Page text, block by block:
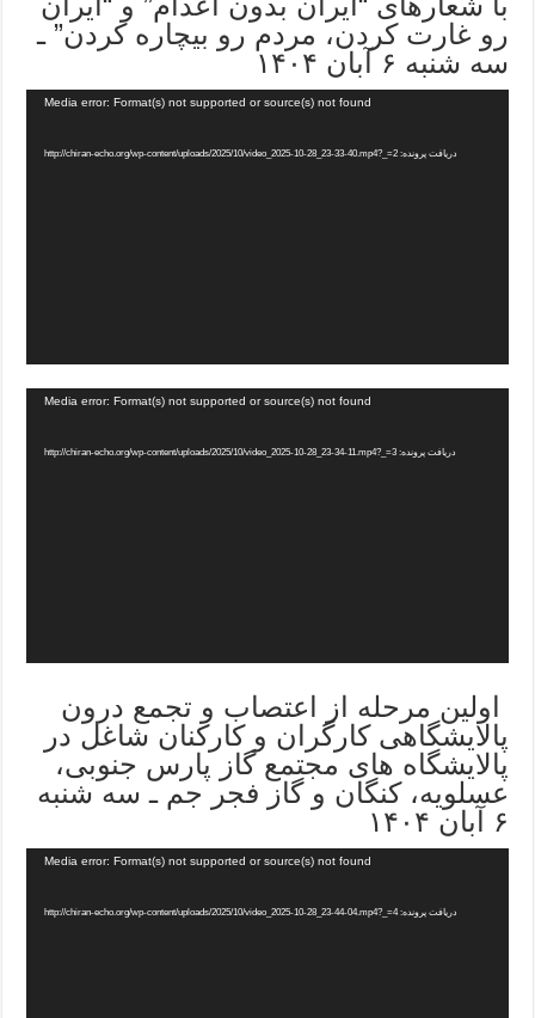
رو غارت کردن، مردم رو بیچاره کردن” ـ
سه شنبه ۶ آبان ۱۴۰۴
Media error: Format(s) not supported or source(s) not found
دریافت پرونده: http://chiran-echo.org/wp-content/uploads/2025/10/video_2025-10-28_23-33-40.mp4?_=2
Media error: Format(s) not supported or source(s) not found
دریافت پرونده: http://chiran-echo.org/wp-content/uploads/2025/10/video_2025-10-28_23-34-11.mp4?_=3
اولین مرحله از اعتصاب و تجمع درون
پالایشگاهی کارگران و کارکنان شاغل در
پالایشگاه های مجتمع گاز پارس جنوبی،
عسلویه، کنگان و گاز فجر جم ـ سه شنبه
۶ آبان ۱۴۰۴
Media error: Format(s) not supported or source(s) not found
دریافت پرونده: http://chiran-echo.org/wp-content/uploads/2025/10/video_2025-10-28_23-44-04.mp4?_=4